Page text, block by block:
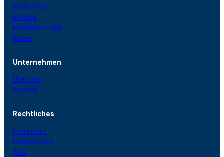
Funktionen
Module
Mitarbeiter-App
Preise
Unternehmen
Über uns
Kontakt
Rechtliches
Impressum
Datenschutz
AGB